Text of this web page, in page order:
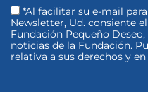
*Al facilitar su e-mail
Newsletter, Ud. consiente
Fundación Pequeño
noticias de la Fundación.
relativa a sus derechos y